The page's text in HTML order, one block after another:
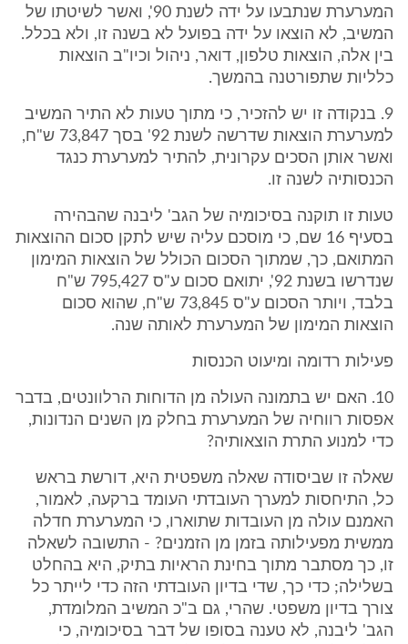
המערערת שנתבעו על ידה לשנת 90', ואשר לשיטתו של
המשיב, לא הוצאו על ידה בפועל לא בשנה זו, ולא בכלל.
בין אלה, הוצאות טלפון, דואר, ניהול וכיו"ב הוצאות
כלליות שתפורטנה בהמשך.
9. בנקודה זו יש להזכיר, כי מתוך טעות לא התיר המשיב
למערערת הוצאות שדרשה לשנת 92' בסך 73,847 ש"ח,
ואשר אותן הסכים עקרונית, להתיר למערערת כנגד
הכנסותיה לשנה זו.
טעות זו תוקנה בסיכומיה של הגב' ליבנה שהבהירה
בסעיף 16 שם, כי מוסכם עליה שיש לתקן סכום ההוצאות
המתואם, כך, שמתוך הסכום הכולל של הוצאות המימון
שנדרשו בשנת 92', יתואם סכום ע"ס 795,427 ש"ח
בלבד, ויותר הסכום ע"ס 73,845 ש"ח, שהוא סכום
הוצאות המימון של המערערת לאותה שנה.
פעילות רדומה ומיעוט הכנסות
10. האם יש בתמונה העולה מן הדוחות הרלוונטים, בדבר
אפסות רווחיה של המערערת בחלק מן השנים הנדונות,
כדי למנוע התרת הוצאותיה?
שאלה זו שביסודה שאלה משפטית היא, דורשת בראש
כל, התיחסות למערך העובדתי העומד ברקעה, לאמור,
האמנם עולה מן העובדות שתוארו, כי המערערת חדלה
ממשית מפעילותה בזמן מן הזמנים? - התשובה לשאלה
זו, כך מסתבר מתוך בחינת הראיות בתיק, היא בהחלט
בשלילה; כדי כך, שדי בדיון העובדתי הזה כדי לייתר כל
צורך בדיון משפטי. שהרי, גם ב"כ המשיב המלומדת,
הגב' ליבנה, לא טענה בסופו של דבר בסיכומיה, כי